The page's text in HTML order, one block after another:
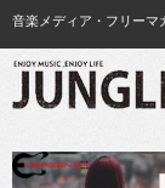
音楽メディア・フリーマ